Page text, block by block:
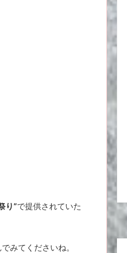
り”で提供されていた
みてくださいね。